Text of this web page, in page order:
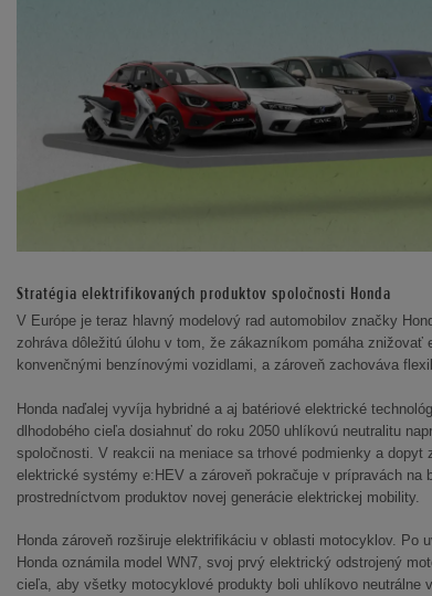
Stratégia elektrifikovaných produktov spoločnosti Honda
V Európe je teraz hlavný modelový rad automobilov značky
zohráva dôležitú úlohu v tom, že zákazníkom pomáha
konvenčnými benzínovými vozidlami, a zároveň zachováva
Honda naďalej vyvíja hybridné a aj batériové elektrické
dlhodobého cieľa dosiahnuť do roku 2050 uhlíkovú neutralitu
spoločnosti. V reakcii na meniace sa trhové podmienky a dopyt
elektrické systémy e:HEV a zároveň pokračuje v prípravách na
prostredníctvom produktov novej generácie elektrickej mobility.
Honda zároveň rozširuje elektrifikáciu v oblasti motocyklov. Po
Honda oznámila model WN7, svoj prvý elektrický odstrojený
cieľa, aby všetky motocyklové produkty boli uhlíkovo neutrálne